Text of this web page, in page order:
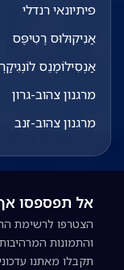
פיתיונאי רנדלי
אַנִיקוּלוּס רֶטִיפֶּס
אַנְסִילוֹמֶנֵס
מרגנון צהוב-גרון
מרגנון צהוב-זנב
אל תפספסו
הצטרפו לרשימת
והתמונות
תקבלו מאתנו